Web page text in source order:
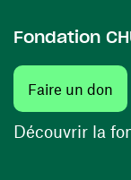
Fondation
Faire un don
Découvrir la